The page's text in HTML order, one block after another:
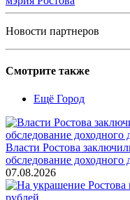
Новости партнеров
Смотрите также
Ещё Город
Власти Ростова
обследование доходного
07.08.2026